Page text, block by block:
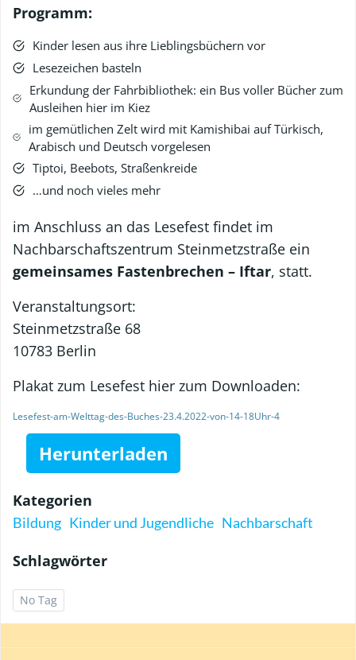
Programm:
Kinder lesen aus ihre Lieblingsbüchern vor
Lesezeichen basteln
Erkundung der Fahrbibliothek: ein Bus voller Bücher zum
Ausleihen hier im Kiez
im gemütlichen Zelt wird mit Kamishibai auf Türkisch,
Arabisch und Deutsch vorgelesen
Tiptoi, Beebots, Straßenkreide
…und noch vieles mehr
im Anschluss an das Lesefest findet im
Nachbarschaftszentrum Steinmetzstraße ein
gemeinsames Fastenbrechen – Iftar, statt.
Veranstaltungsort:
Steinmetzstraße 68
10783 Berlin
Plakat zum Lesefest hier zum Downloaden:
Lesefest-am-Welttag-des-Buches-23.4.2022-von-14-18Uhr-4
Herunterladen
Kategorien
Bildung Kinder und Jugendliche Nachbarschaft
Schlagwörter
No Tag